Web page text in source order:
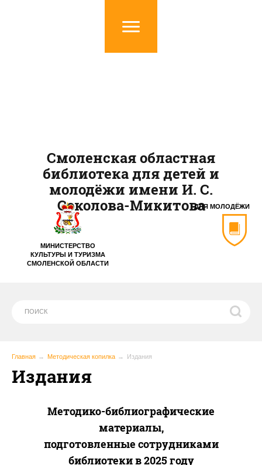
МИНИСТЕРСТВО
КУЛЬТУРЫ И ТУРИЗМА
СМОЛЕНСКОЙ ОБЛАСТИ
ДЛЯ МОЛОДЁЖИ
Смоленская областная
библиотека для детей и
молодёжи имени И. С.
Соколова-Микитова
Главная Методическая копилка Издания
Издания
Методико-библиографические
материалы,
подготовленные сотрудниками
библиотеки в 2025 году